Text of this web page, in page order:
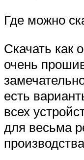
Где можно
Скачать как
очень
есть
всех
для весьма